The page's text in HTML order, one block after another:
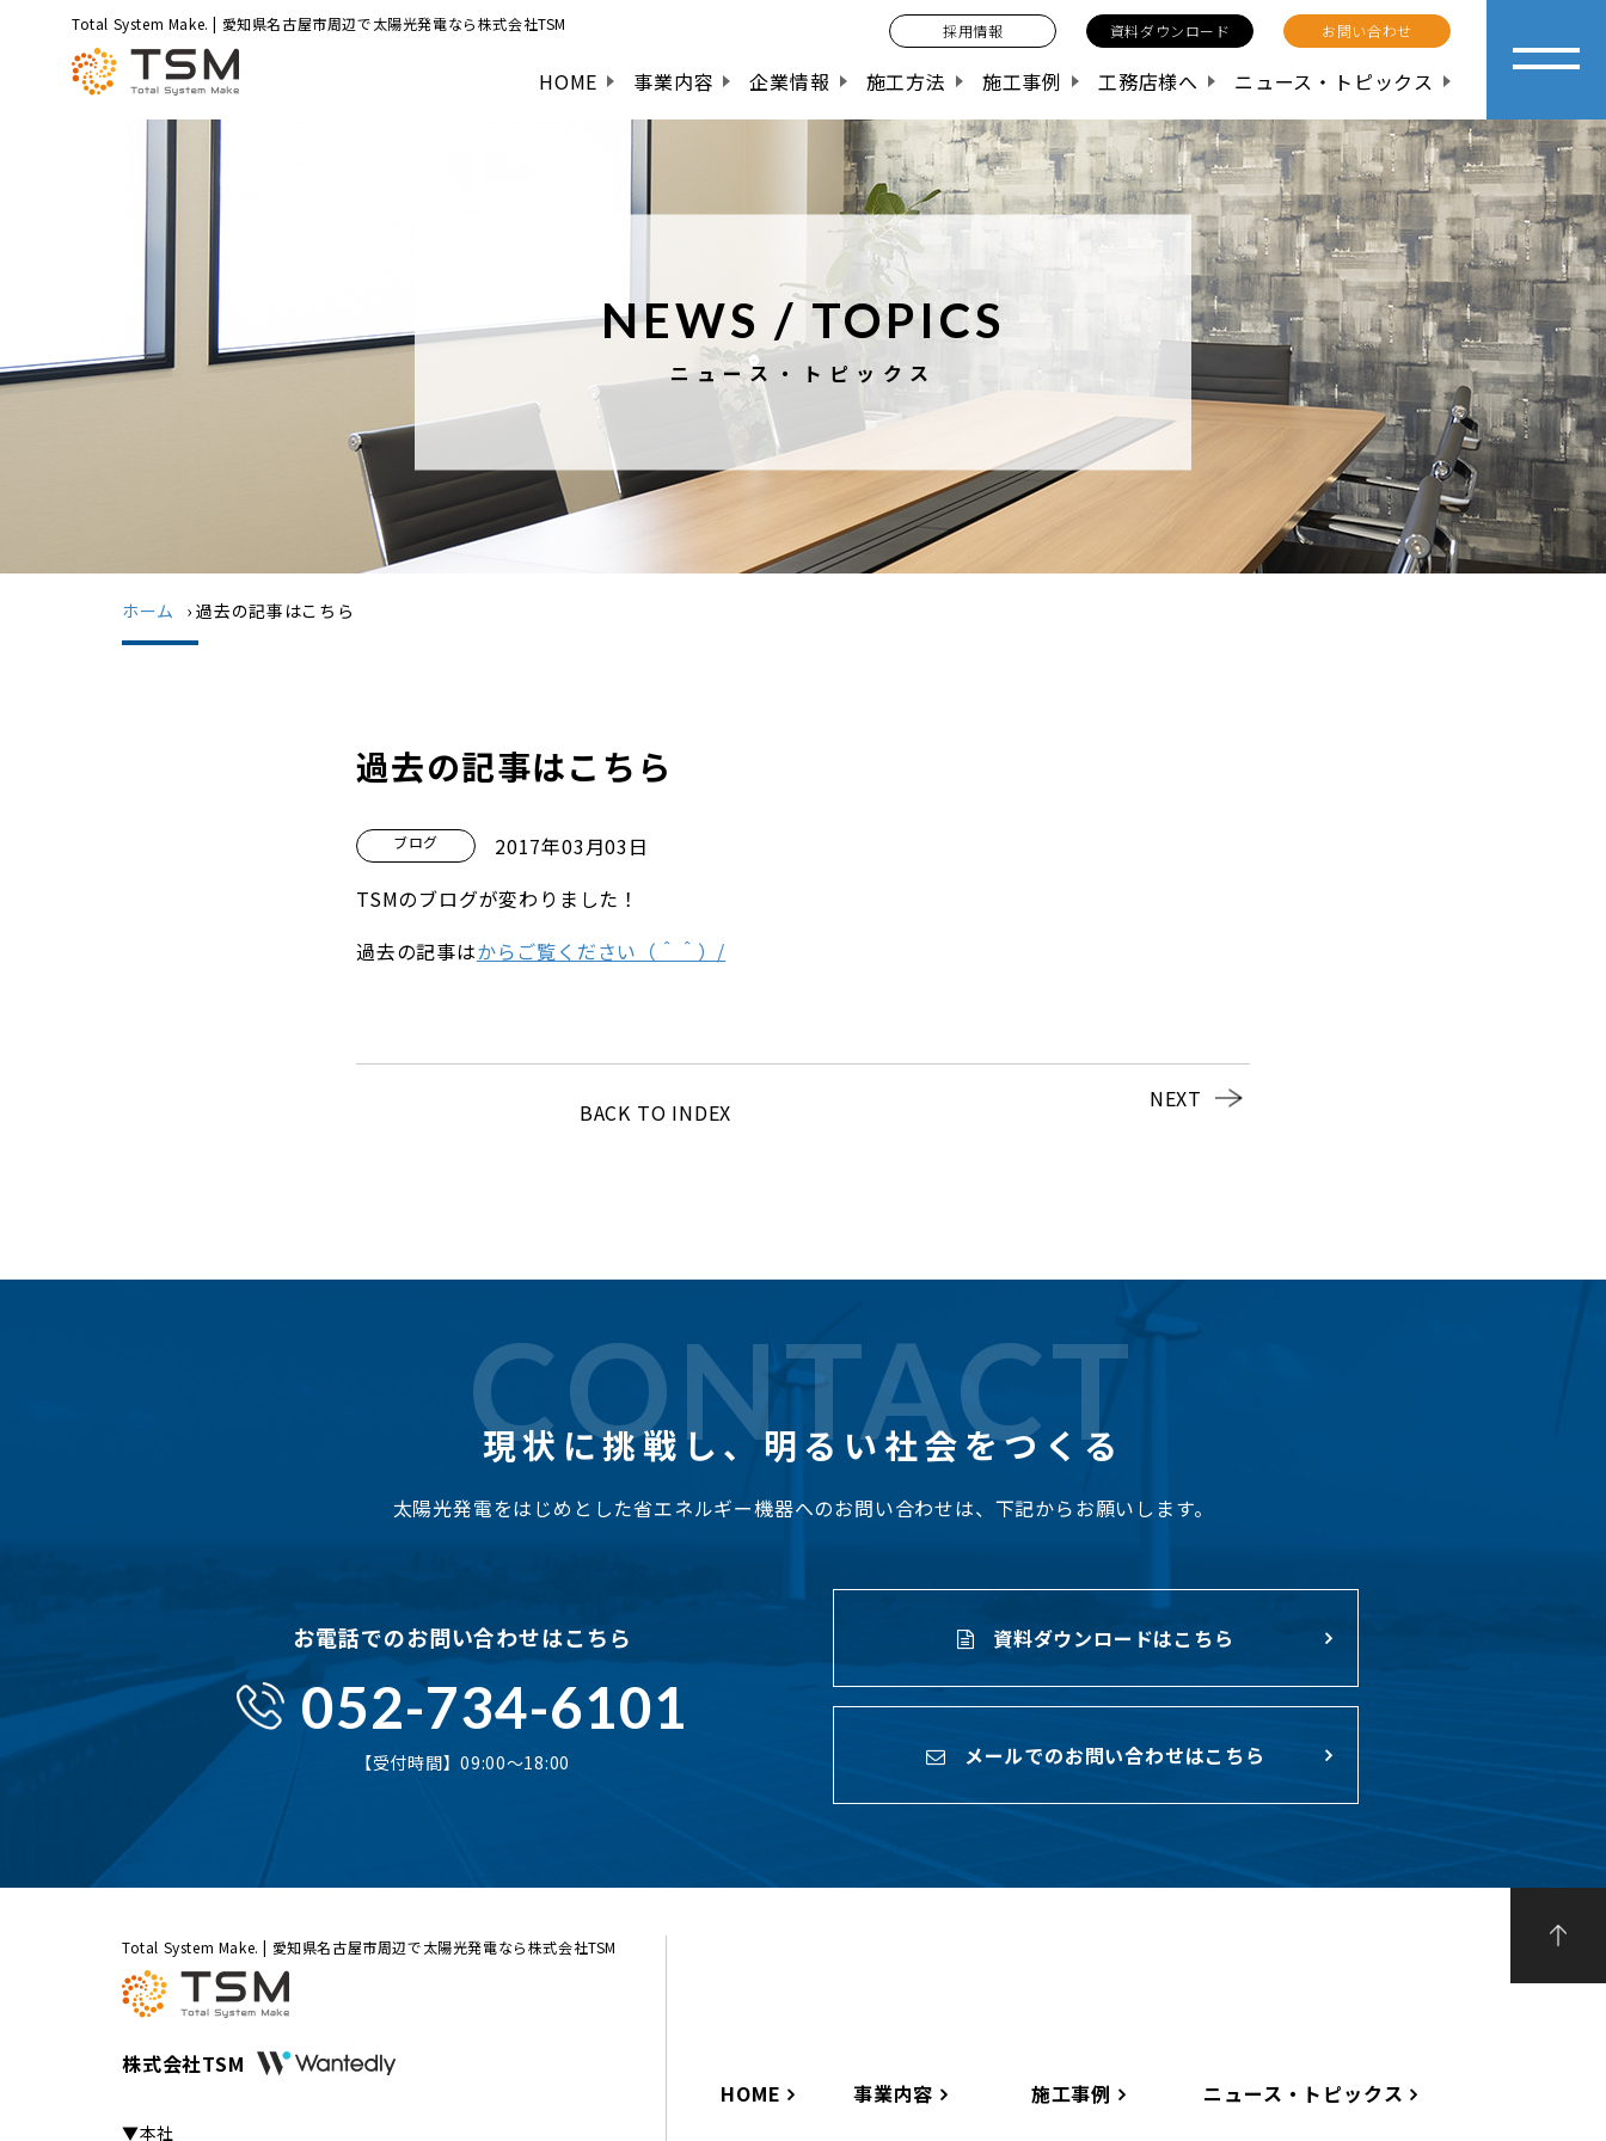
Total System Make. | 愛知県名古屋市周辺で太陽光発電なら株式会社TSM 採用情報 資料ダウンロード お問い合わせ
HOME 事業内容 企業情報 施工方法 施工事例 工務店様へ ニュース・トピックス
NEWS / TOPICS
ニュース・トピックス
ホーム ›過去の記事はこちら
過去の記事はこちら
ブログ
2017年03月03日
TSMのブログが変わりました！
過去の記事はからご覧ください（＾＾）/
BACK TO INDEX NEXT
CONTACT
現状に挑戦し、明るい社会をつくる
太陽光発電をはじめとした省エネルギー機器へのお問い合わせは、下記からお願いします。
お電話でのお問い合わせはこちら
052-734-6101
【受付時間】09:00〜18:00
資料ダウンロードはこちら
メールでのお問い合わせはこちら
Total System Make. | 愛知県名古屋市周辺で太陽光発電なら株式会社TSM
株式会社TSM
▼本社
HOME 事業内容 施工事例 ニュース・トピックス